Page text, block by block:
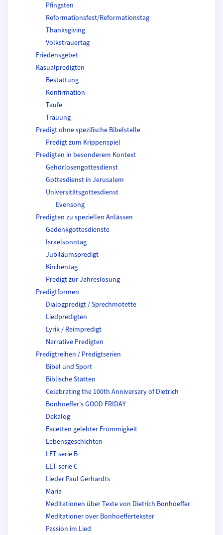
Pfingsten
Reformationsfest/Reformationstag
Thanksgiving
Volkstrauertag
Friedensgebet
Kasualpredigten
Bestattung
Konfirmation
Taufe
Trauung
Predigt ohne spezifische Bibelstelle
Predigt zum Krippenspiel
Predigten in besonderem Kontext
Gehörlosengottesdienst
Gottesdienst in Jerusalem
Universitätsgottesdienst
Evensong
Predigten zu speziellen Anlässen
Gedenkgottesdienste
Israelsonntag
Jubiläumspredigt
Kirchentag
Predigt zur Jahreslosung
Predigtformen
Dialogpredigt / Sprechmotette
Liedpredigten
Lyrik / Reimpredigt
Narrative Predigten
Predigtreihen / Predigtserien
Bibel und Sport
Biblische Stätten
Celebrating the 100th Anniversary of Dietrich
Bonhoeffer's GOOD FRIDAY
Dekalog
Facetten gelebter Frömmigkeit
Lebensgeschichten
LET serie B
LET serie C
Lieder Paul Gerhardts
Maria
Meditationen über Texte von Dietrich Bonhoeffer
Meditationer over Bonhoeffertekster
Passion im Lied